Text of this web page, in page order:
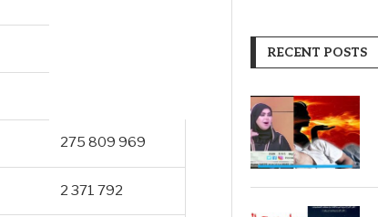
275 809 969
2 371 792
RECENT POSTS